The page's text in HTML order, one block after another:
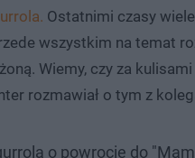
Ostatnimi czasy
wszystkim na temat
Wiemy, czy za
rozmawiał o tym z
o powrocie do